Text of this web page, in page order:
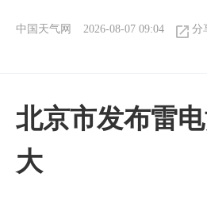
中国天气网 2026-08-07 09:04 分
北京市发布雷
大